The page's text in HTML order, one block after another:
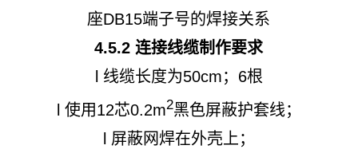
座DB15端子号的焊接关系
4.5.2 连接线缆制作要求
l 线缆长度为50cm；6根
l 使用12芯0.2m2黑色屏蔽护套线；
l 屏蔽网焊在外壳上；